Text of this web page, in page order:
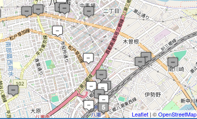
※ マップを検索、表示中です ※
Leaflet | ©OpenStreetMap